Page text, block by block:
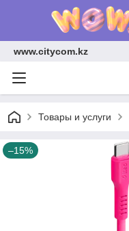
www.citycom.kz
Товары и услуги
–15%